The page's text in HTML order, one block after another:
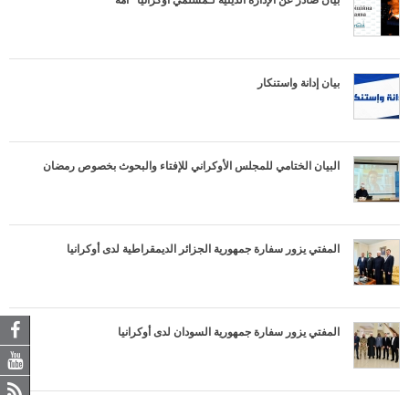
بيان إدانة واستنكار
البيان الختامي للمجلس الأوكراني للإفتاء والبحوث بخصوص رمضان
المفتي يزور سفارة جمهورية الجزائر الديمقراطية لدى أوكرانيا
المفتي يزور سفارة جمهورية السودان لدى أوكرانيا